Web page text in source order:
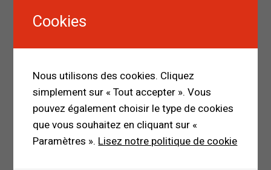
Cookies
Nous utilisons des cookies. Cliquez
simplement sur « Tout accepter ». Vous
pouvez également choisir le type de cookies
que vous souhaitez en cliquant sur «
Paramètres ».Lisez notre politique de cookie